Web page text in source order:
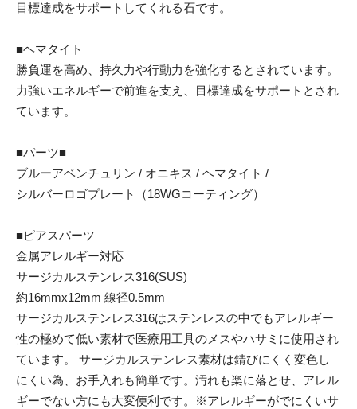
目標達成をサポートしてくれる石です。
■ヘマタイト
勝負運を高め、持久力や行動力を強化するとされています。
力強いエネルギーで前進を支え、目標達成をサポートとされ
ています。
■パーツ■
ブルーアベンチュリン / オニキス / ヘマタイト /
シルバーロゴプレート（18WGコーティング）
■ピアスパーツ
金属アレルギー対応
サージカルステンレス316(SUS)
約16mmx12mm 線径0.5mm
サージカルステンレス316はステンレスの中でもアレルギー
性の極めて低い素材で医療用工具のメスやハサミに使用され
ています。 サージカルステンレス素材は錆びにくく変色し
にくい為、お手入れも簡単です。汚れも楽に落とせ、アレル
ギーでない方にも大変便利です。※アレルギーがでにくいサ